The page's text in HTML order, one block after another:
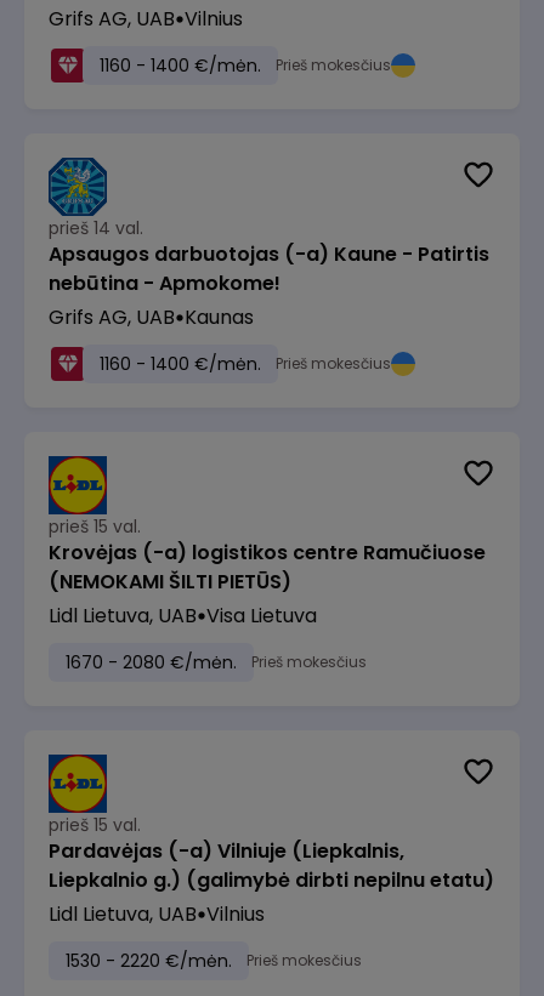
Grifs AG, UAB Vilnius
1160 - 1400 €/mėn. Prieš mokesčius
prieš 14 val.
Apsaugos darbuotojas (-a) Kaune - Patirtis
nebūtina - Apmokome!
Grifs AG, UAB Kaunas
1160 - 1400 €/mėn. Prieš mokesčius
prieš 15 val.
Krovėjas (-a) logistikos centre Ramučiuose
(NEMOKAMI ŠILTI PIETŪS)
Lidl Lietuva, UAB Visa Lietuva
1670 - 2080 €/mėn. Prieš mokesčius
prieš 15 val.
Pardavėjas (-a) Vilniuje (Liepkalnis,
Liepkalnio g.) (galimybė dirbti nepilnu etatu)
Lidl Lietuva, UAB Vilnius
1530 - 2220 €/mėn. Prieš mokesčius